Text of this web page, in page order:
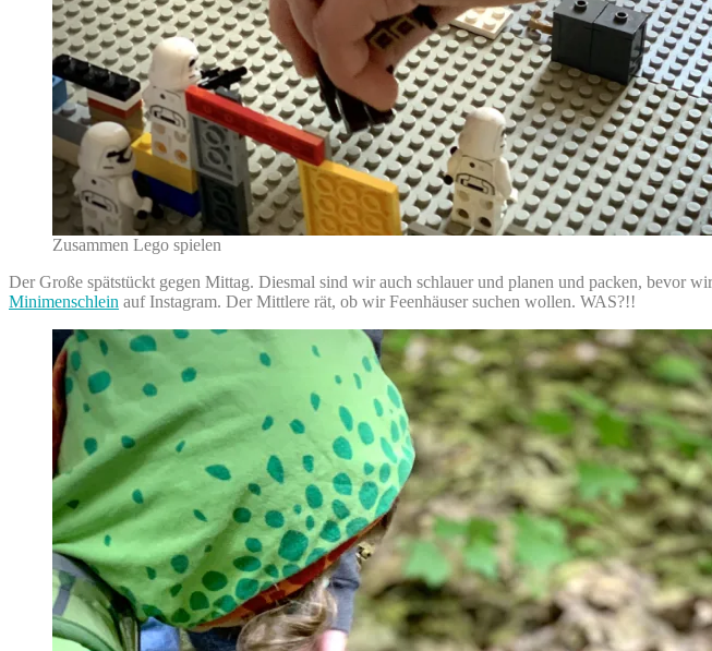
Zusammen Lego spielen
Der Große spätstückt gegen Mittag. Diesmal sind wir auch schlauer und planen und packen, bevor
Minimenschlein auf Instagram. Der Mittlere rät, ob wir Feenhäuser suchen wollen. WAS?!!